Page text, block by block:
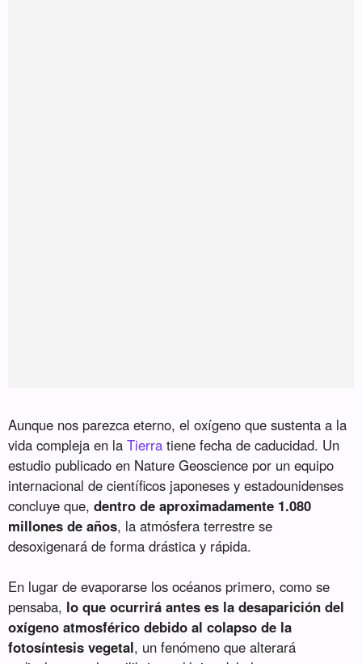
Aunque nos parezca eterno, el oxígeno que sustenta a la
vida compleja en laTierra tiene fecha de caducidad. Un
estudio publicado en Nature Geoscience por un equipo
internacional de científicos japoneses y estadounidenses
concluye que,dentro de aproximadamente 1.080
millones de años, la atmósfera terrestre se
desoxigenará de forma drástica y rápida.
En lugar de evaporarse los océanos primero, como se
pensaba, lo que ocurrirá antes es la desaparición del
oxígeno atmosférico debido al colapso de la
fotosíntesis vegetal, un fenómeno que alterará